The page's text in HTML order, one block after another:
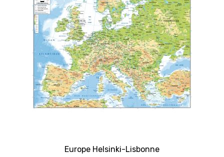
Europe Helsinki-Lisbonne